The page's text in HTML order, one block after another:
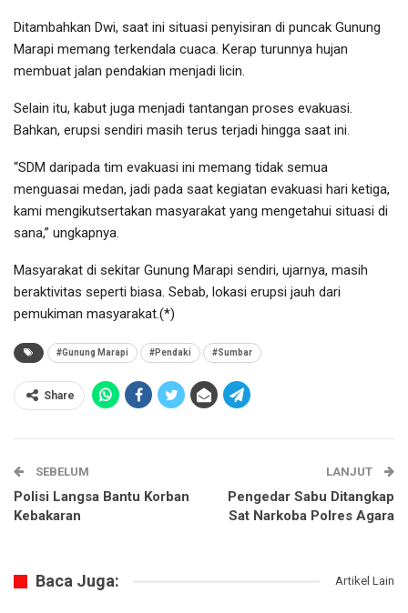
Ditambahkan Dwi, saat ini situasi penyisiran di puncak Gunung
Marapi memang terkendala cuaca. Kerap turunnya hujan
membuat jalan pendakian menjadi licin.
Selain itu, kabut juga menjadi tantangan proses evakuasi.
Bahkan, erupsi sendiri masih terus terjadi hingga saat ini.
“SDM daripada tim evakuasi ini memang tidak semua
menguasai medan, jadi pada saat kegiatan evakuasi hari ketiga,
kami mengikutsertakan masyarakat yang mengetahui situasi di
sana,” ungkapnya.
Masyarakat di sekitar Gunung Marapi sendiri, ujarnya, masih
beraktivitas seperti biasa. Sebab, lokasi erupsi jauh dari
pemukiman masyarakat.(*)
#Gunung Marapi #Pendaki #Sumbar
Share
SEBELUM
Polisi Langsa Bantu Korban
Kebakaran
LANJUT
Pengedar Sabu Ditangkap
Sat Narkoba Polres Agara
Baca Juga: Artikel Lain